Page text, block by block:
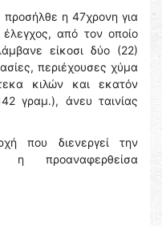
η 47χρονη για
από τον οποίο
είκοσι δύο (22)
περιέχουσες χύμα
κιλών και εκατόν
γραμ.), άνευ ταινίας
που διενεργεί την
η προαναφερθείσα